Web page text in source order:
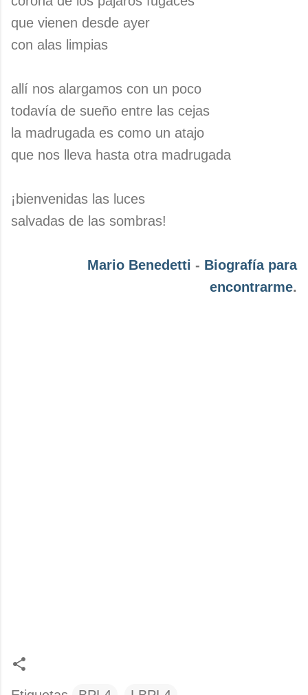
que vienen desde ayer
con alas limpias
allí nos alargamos con un poco
todavía de sueño entre las cejas
la madrugada es como un atajo
que nos lleva hasta otra madrugada
¡bienvenidas las luces
salvadas de las sombras!
Mario Benedetti - Biografía para
encontrarme.